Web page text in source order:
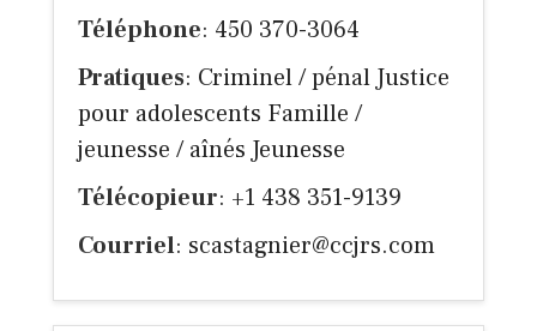
Téléphone: 450 370-3064
Pratiques: Criminel / pénal Justice
pour adolescents Famille /
jeunesse / aînés Jeunesse
Télécopieur: +1 438 351-9139
Courriel: scastagnier@ccjrs.com